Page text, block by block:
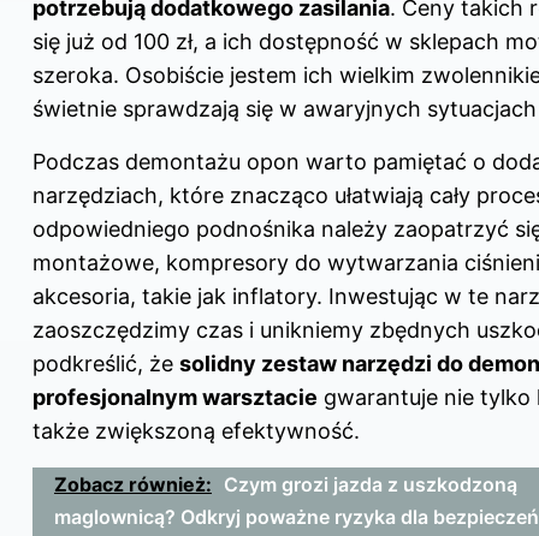
potrzebują dodatkowego zasilania. Ceny takich
się już od 100 zł, a ich dostępność w sklepach
szeroka. Osobiście jestem ich wielkim
świetnie sprawdzają się w awaryjnych
Podczas demontażu opon warto pamiętać o
narzędziach, które znacząco ułatwiają cały
odpowiedniego podnośnika należy zaopatrzyć
montażowe, kompresory do wytwarzania
akcesoria, takie jak inflatory. Inwestując w te
zaoszczędzimy czas i unikniemy zbędnych
podkreślić, że solidny zestaw narzędzi do
profesjonalnym warsztacie gwarantuje nie
także zwiększoną efektywność.
Zobacz również: Czym grozi jazda z uszkodzoną
maglownicą? Odkryj poważne ryzyka dla